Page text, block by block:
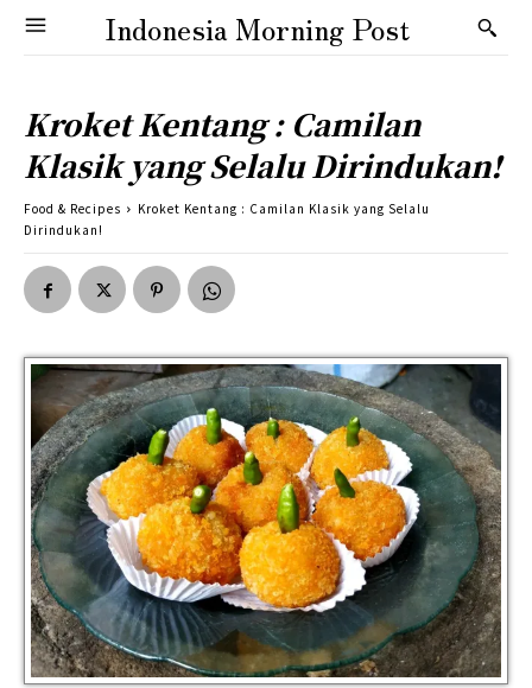
Indonesia Morning Post
Kroket Kentang : Camilan
Klasik yang Selalu Dirindukan!
Food & Recipes
Kroket Kentang : Camilan Klasik yang Selalu
Dirindukan!